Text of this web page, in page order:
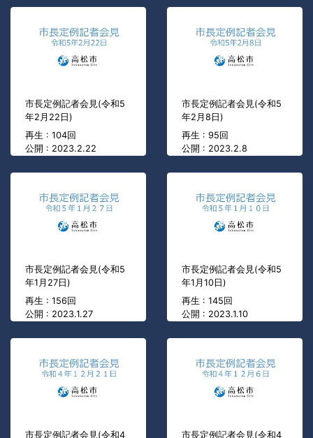
市長定例記者会見(令和5
年2月22日)
再生 : 104回
公開 : 2023.2.22
市長定例記者会見(令和5
年2月8日)
再生 : 95回
公開 : 2023.2.8
市長定例記者会見(令和5
年1月27日)
再生 : 156回
公開 : 2023.1.27
市長定例記者会見(令和5
年1月10日)
再生 : 145回
公開 : 2023.1.10
市長定例記者会見(令和4
市長定例記者会見(令和4